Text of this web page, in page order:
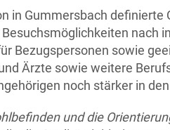
in Gummersbach
nach
Bezugspersonen sowie
Ärzte sowie weitere
noch stärker in
und die